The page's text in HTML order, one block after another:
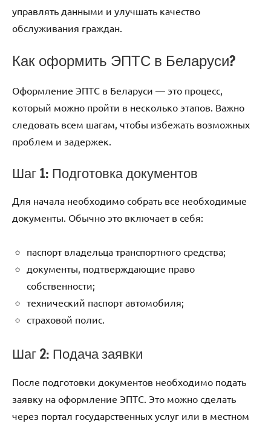
управлять данными и улучшать качество
обслуживания граждан.
Как оформить ЭПТС в Беларуси?
Оформление ЭПТС в Беларуси — это процесс,
который можно пройти в несколько этапов. Важно
следовать всем шагам, чтобы избежать возможных
проблем и задержек.
Шаг 1: Подготовка документов
Для начала необходимо собрать все необходимые
документы. Обычно это включает в себя:
паспорт владельца транспортного средства;
документы, подтверждающие право
собственности;
технический паспорт автомобиля;
страховой полис.
Шаг 2: Подача заявки
После подготовки документов необходимо подать
заявку на оформление ЭПТС. Это можно сделать
через портал государственных услуг или в местном